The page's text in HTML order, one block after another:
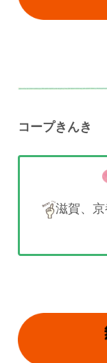
コープきんき
滋賀、